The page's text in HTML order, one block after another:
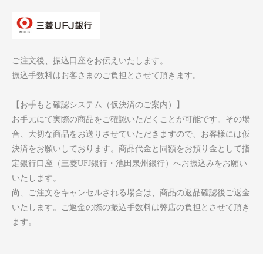
ご注文後、振込口座をお伝えいたします。
振込手数料はお客さまのご負担とさせて頂きます。
【お手もと確認システム（仮決済のご案内）】
お手元にて実際の商品をご確認いただくことが可能です。その場
合、大切な商品をお送りさせていただきますので、お客様には仮
決済をお願いしております。商品代金と同額をお預り金として指
定銀行口座（三菱UFJ銀行・池田泉州銀行）へお振込みをお願い
いたします。
尚、ご注文をキャンセルされる場合は、商品の返品確認後ご返金
いたします。ご返金の際の振込手数料は弊店の負担とさせて頂き
ます。